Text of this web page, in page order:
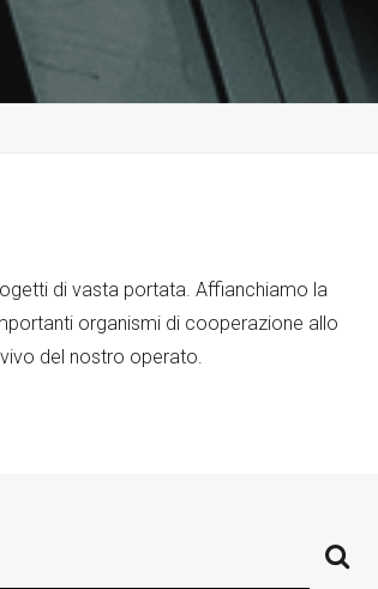
di vasta portata. Affianchiamo la
organismi di cooperazione allo
del nostro operato.